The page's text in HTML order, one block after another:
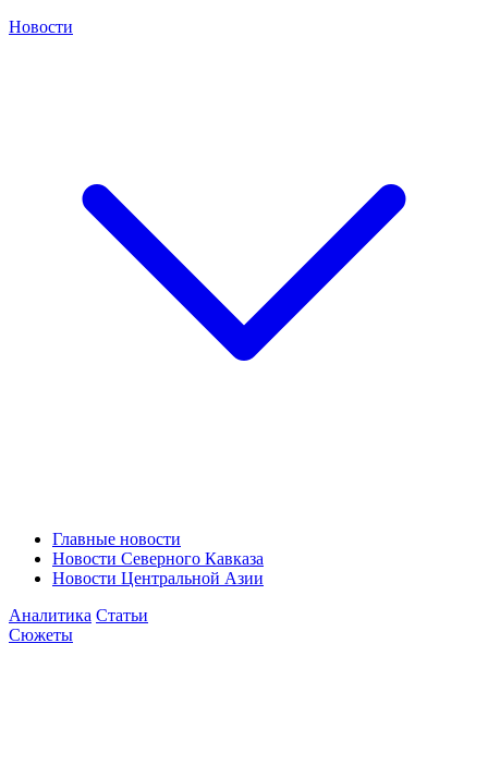
Новости
Главные новости
Новости Северного Кавказа
Новости Центральной Азии
Аналитика Статьи
Сюжеты